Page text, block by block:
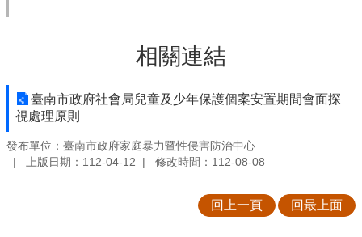
相關連結
臺南市政府社會局兒童及少年保護個案安置期間會面探
視處理原則
發布單位：臺南市政府家庭暴力暨性侵害防治中心
上版日期：112-04-12
修改時間：112-08-08
回上一頁 回最上面